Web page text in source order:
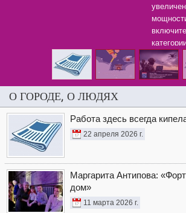
бытовых
О ГОРОДЕ, О ЛЮДЯХ
Работа здесь всегда
22 апреля 2026 г.
Маргарита Антипова:
дом»
11 марта 2026 г.